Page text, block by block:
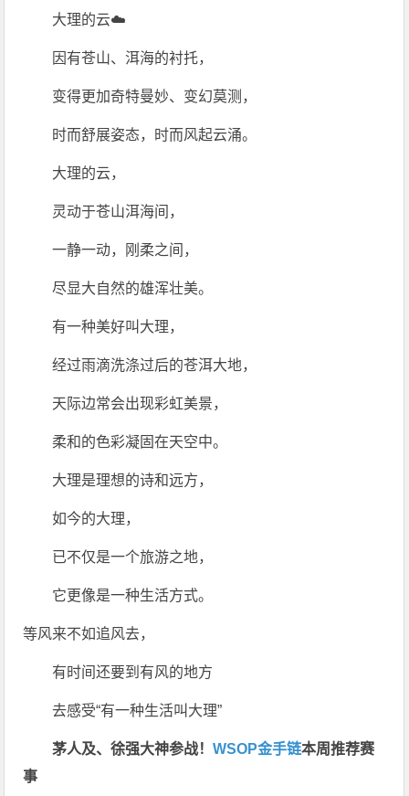
大理的云☁️
因有苍山、洱海的衬托，
变得更加奇特曼妙、变幻莫测，
时而舒展姿态，时而风起云涌。
大理的云，
灵动于苍山洱海间，
一静一动，刚柔之间，
尽显大自然的雄浑壮美。
有一种美好叫大理，
经过雨滴洗涤过后的苍洱大地，
天际边常会出现彩虹美景，
柔和的色彩凝固在天空中。
大理是理想的诗和远方，
如今的大理，
已不仅是一个旅游之地，
它更像是一种生活方式。
等风来不如追风去，
有时间还要到有风的地方
去感受“有一种生活叫大理”
茅人及、徐强大神参战！WSOP金手链本周推荐赛
事